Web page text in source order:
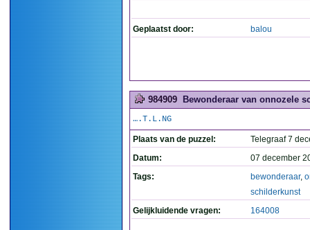
Geplaatst door: balou
984909 Bewonderaar van onnozele
….T.L.NG
Plaats van de puzzel:
Telegraaf 7
Datum:
07 december
Tags:
bewonderaar,
schilderkunst
Gelijkluidende vragen:
164008